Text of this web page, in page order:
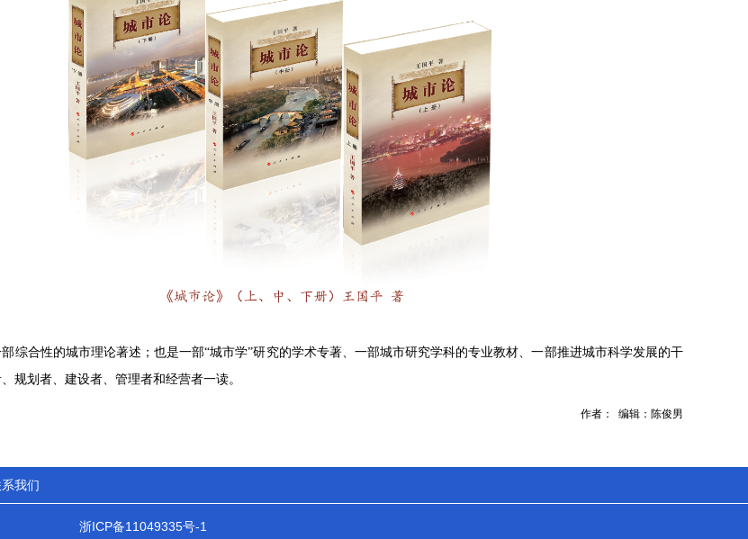
部综合性的城市理论著述；也是一部“城市学”研究的学术专著、一部城市研究学科的专业教材、一部推进城市科学发展的干
规划者、建设者、管理者和经营者一读。
作者： 编辑：陈俊男
我们
浙ICP备11049335号-1